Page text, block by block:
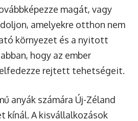
magát, vagy
amelyekre otthon nem
környezet és a nyitott
hogy az ember
rejtett tehetségeit.
anyák számára Új-Zéland
kínál. A kisvállalkozások